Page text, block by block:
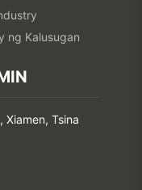
ng Kalusugan
Xiamen, Tsina